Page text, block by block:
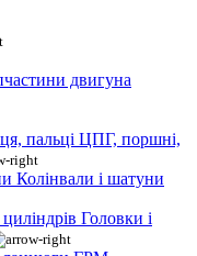
двигуна
ЦПГ, поршні,
Колінвали і шатуни
Головки і